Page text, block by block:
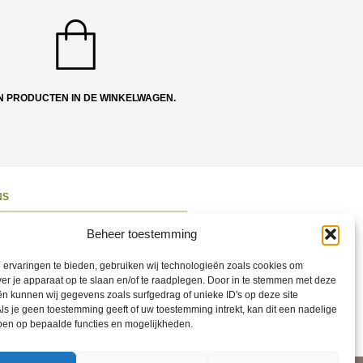
Beheer toestemming
ervaringen te bieden, gebruiken wij technologieën zoals cookies om
je apparaat op te slaan en/of te raadplegen. Door in te stemmen met deze
kunnen wij gegevens zoals surfgedrag of unieke ID's op deze site
je geen toestemming geeft of uw toestemming intrekt, kan dit een nadelige
op bepaalde functies en mogelijkheden.
PRODUCTEN IN DE WINKELWAGEN.
opnemen
op Social